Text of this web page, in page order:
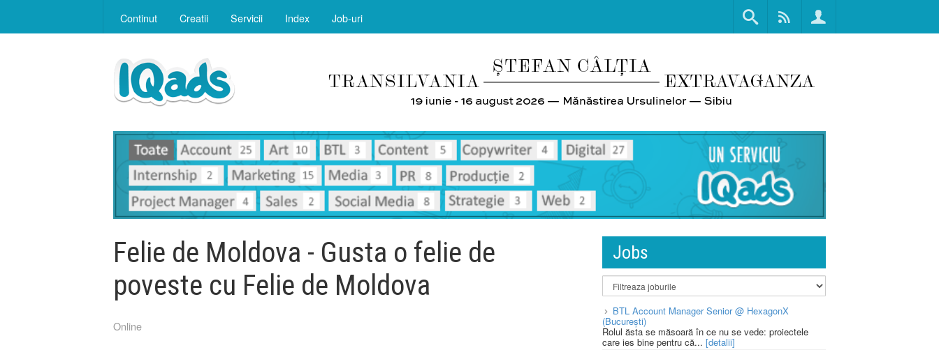
Continut Creatii Servicii Index Job-uri
Felie de Moldova - Gusta o felie de
poveste cu Felie de Moldova
Online
Jobs
BTL Account Manager Senior @ HexagonX
(București)
Rolul ăsta se măsoară în ce nu se vede: proiectele
care ies bine pentru că... [detalii]